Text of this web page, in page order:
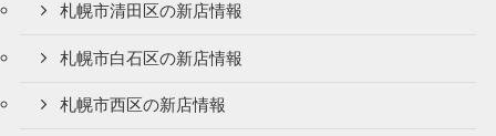
札幌市清田区の新店情報
札幌市白石区の新店情報
札幌市西区の新店情報